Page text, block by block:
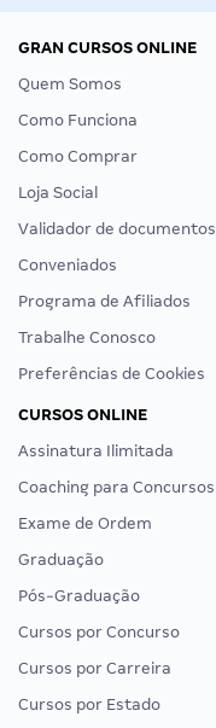
GRAN CURSOS ONLINE
Quem Somos
Como Funciona
Como Comprar
Loja Social
Validador de documentos
Conveniados
Programa de Afiliados
Trabalhe Conosco
Preferências de Cookies
CURSOS ONLINE
Assinatura Ilimitada
Coaching para Concursos
Exame de Ordem
Graduação
Pós-Graduação
Cursos por Concurso
Cursos por Carreira
Cursos por Estado